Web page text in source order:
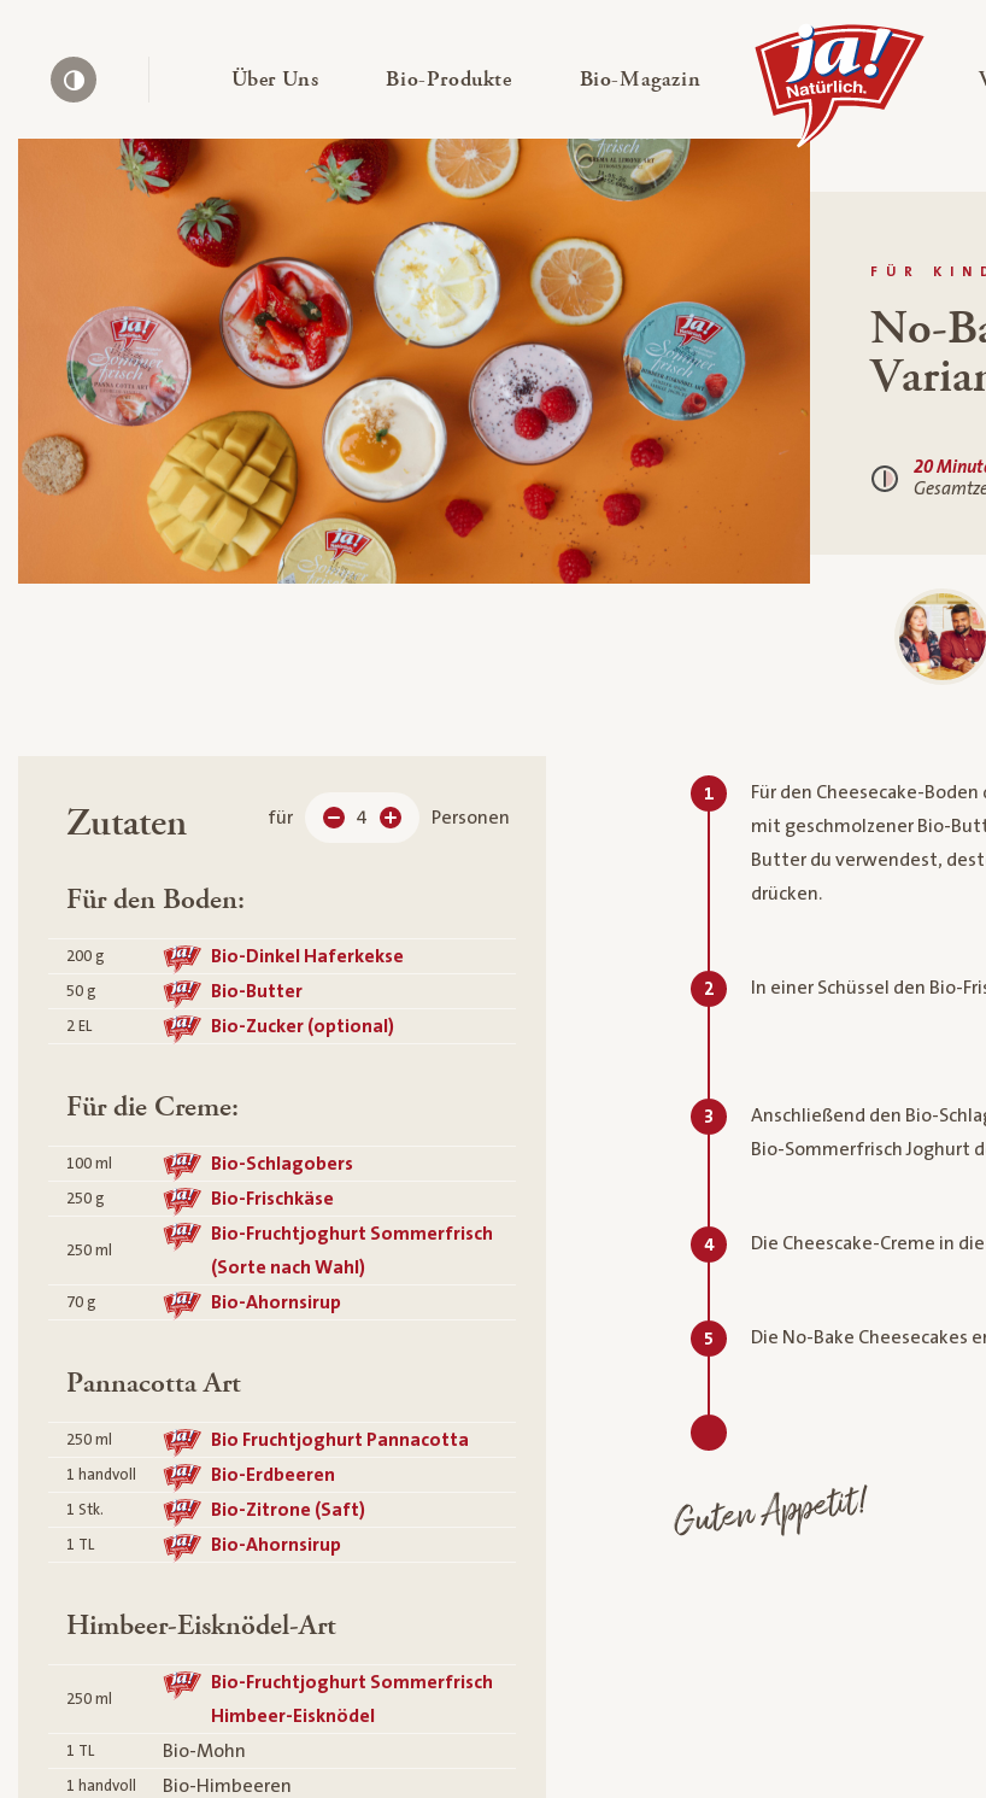
Über Uns— Untermenü ausklappen
Bio-Produkte— Untermenü ausklappen
Bio-Magazin — Untermenü ausklappen
FÜR
No-
20
Zutaten für 4 Personen
Für den Boden:
200 g Bio-Dinkel Haferkekse
50 g Bio-Butter
2 EL Bio-Zucker (optional)
Für die Creme:
100 ml Bio-Schlagobers
250 g Bio-Frischkäse
250 ml
Bio-Fruchtjoghurt Sommerfrisch
(Sorte nach Wahl)
70 g Bio-Ahornsirup
Pannacotta Art
250 ml Bio Fruchtjoghurt Pannacotta
1 handvoll Bio-Erdbeeren
1 Stk. Bio-Zitrone (Saft)
1 TL Bio-Ahornsirup
Himbeer-Eisknödel-Art
250 ml
Bio-Fruchtjoghurt Sommerfrisch
Himbeer-Eisknödel
1 TL Bio-Mohn
1 handvoll Bio-Himbeeren
1
Für den Cheesecake-
mit geschmolzener Bio-
Butter du verwendest,
drücken.
2 In einer Schüssel ​den Bio-
3
Anschließend den Bio-
Bio-Sommerfrisch Joghurt
4 Die Cheescake-Creme in
5 Die No-Bake
Guten Appetit!